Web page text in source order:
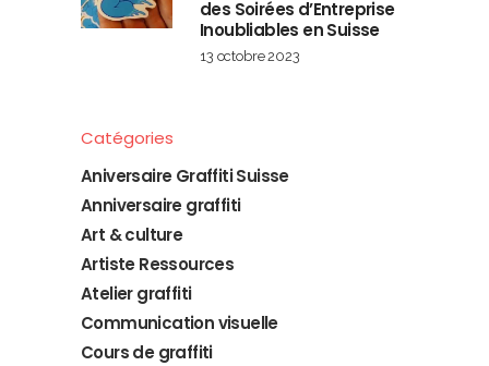
des Soirées d’Entreprise
Inoubliables en Suisse
13 octobre 2023
Catégories
Aniversaire Graffiti Suisse
Anniversaire graffiti
Art & culture
Artiste Ressources
Atelier graffiti
Communication visuelle
Cours de graffiti